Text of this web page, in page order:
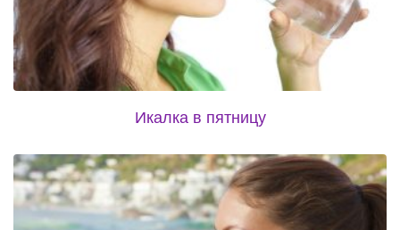
Икалка в пятницу